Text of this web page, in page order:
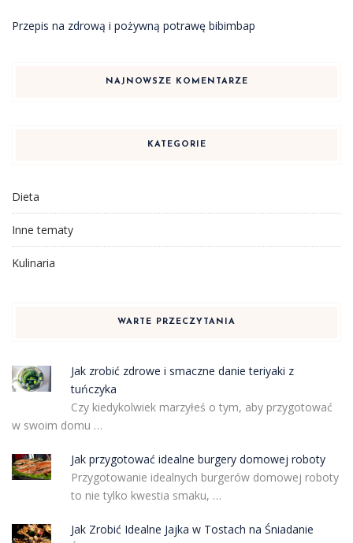
Przepis na zdrową i pożywną potrawę bibimbap
NAJNOWSZE KOMENTARZE
KATEGORIE
Dieta
Inne tematy
Kulinaria
WARTE PRZECZYTANIA
Jak zrobić zdrowe i smaczne danie teriyaki z
tuńczyka
Czy kiedykolwiek marzyłeś o tym, aby przygotować
w swoim domu …
Jak przygotować idealne burgery domowej roboty
Przygotowanie idealnych burgerów domowej roboty
to nie tylko kwestia smaku, …
Jak Zrobić Idealne Jajka w Tostach na Śniadanie